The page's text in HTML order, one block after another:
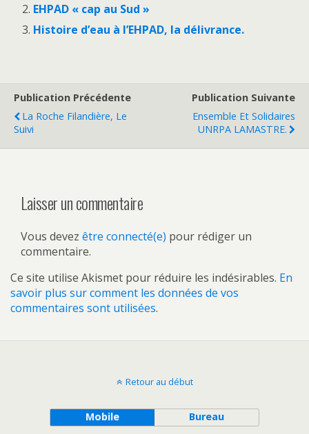
EHPAD « cap au Sud »
Histoire d’eau à l’EHPAD, la délivrance.
Publication Précédente
La Roche Filandière, Le
Suivi
Publication Suivante
Ensemble Et Solidaires
UNRPA LAMASTRE.
Laisser un commentaire
Vous devez être connecté(e) pour rédiger un
commentaire.
Ce site utilise Akismet pour réduire les indésirables. En
savoir plus sur comment les données de vos
commentaires sont utilisées.
Retour au début
Mobile Bureau